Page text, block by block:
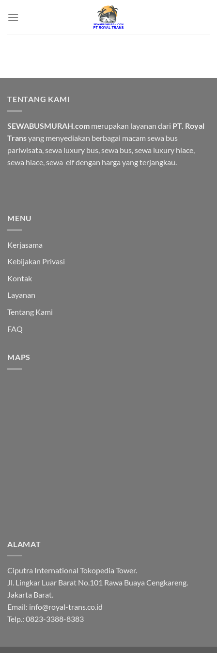
TENTANG KAMI
SEWABUSMURAH.com merupakan layanan dari PT. Royal
Transyang menyediakan berbagai macam sewa bus
pariwisata , sewa luxury bus, sewa bus, sewa luxury hiace,
sewa hiace, sewa elf dengan harga yang terjangkau.
MENU
Kerjasama
Kebijakan Privasi
Kontak
Layanan
Tentang Kami
FAQ
MAPS
ALAMAT
Ciputra International Tokopedia Tower.
Jl. Lingkar Luar Barat No.101 Rawa Buaya Cengkareng.
Jakarta Barat.
Email: info@royal-trans.co.id
Telp.: 0823-3388-8383